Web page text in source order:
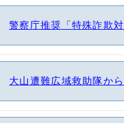
警察庁推奨「特殊詐欺
大山遭難広域救助隊か